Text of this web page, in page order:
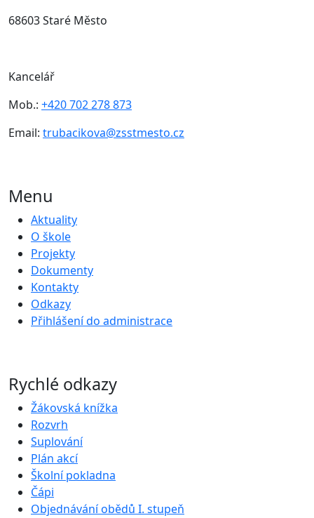
68603 Staré Město
Kancelář
Mob.: +420 702 278 873
Email: trubacikova@zsstmesto.cz
Menu
Aktuality
O škole
Projekty
Dokumenty
Kontakty
Odkazy
Přihlášení do administrace
Rychlé odkazy
Žákovská knížka
Rozvrh
Suplování
Plán akcí
Školní pokladna
Čápi
Objednávání obědů I. stupeň